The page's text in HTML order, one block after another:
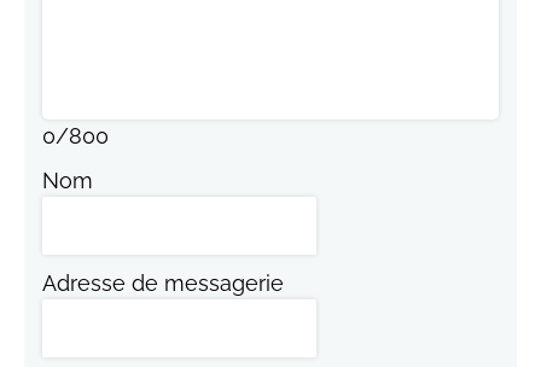
0/800
Nom
Adresse de messagerie